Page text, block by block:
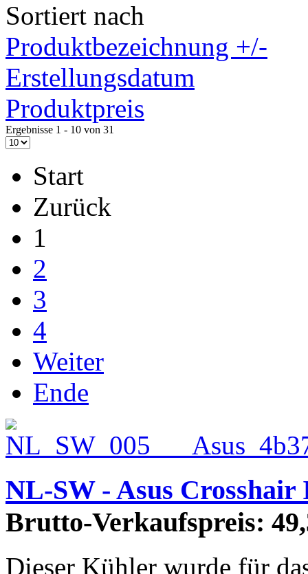
Sortiert nach
Produktbezeichnung +/-
Erstellungsdatum
Produktpreis
Ergebnisse 1 - 10 von 31
Start
Zurück
1
2
3
4
Weiter
Ende
NL-SW - Asus
Brutto-Verkaufspreis:
Dieser Kühler wurde für